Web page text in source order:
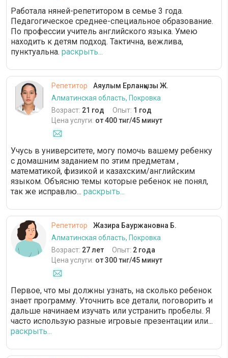
Работала няней-репетитором в семье 3 года.
Педагогическое среднее-специальное образование.
По профессии учитель английского языка. Умею
находить к детям подход. Тактична, вежлива,
пунктуальна. раскрыть...
Репетитор
Аяулым Ерланқызы Ж.
Алматинская область, Покровка
Возраст: 21 год Опыт: 1 год
Цена услуги: от 400 тнг/45 минут
Учусь в университете, могу помочь вашему ребенку
с домашним заданием по этим предметам ,
математикой, физикой и казахским/английским
языком. Объясню темы которые ребенок не понял,
так же исправлю... раскрыть...
Репетитор
Жазира Бауржановна Б.
Алматинская область, Покровка
Возраст: 27 лет Опыт: 2 года
Цена услуги: от 300 тнг/45 минут
Первое, что мы должны узнать, на сколько ребенок
знает программу. Уточнить все детали, поговорить и
дальше начинаем изучать или устранить пробелы. Я
часто использую разные игровые презентации или...
раскрыть...